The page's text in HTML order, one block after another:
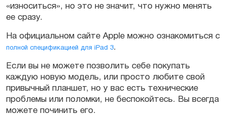
«износиться», но это не значит, что нужно менять
ее сразу.
На официальном сайте Apple можно ознакомиться с
полной спецификацией для iPad 3.
Если вы не можете позволить себе покупать
каждую новую модель, или просто любите свой
привычный планшет, но у вас есть технические
проблемы или поломки, не беспокойтесь. Вы всегда
можете починить его.